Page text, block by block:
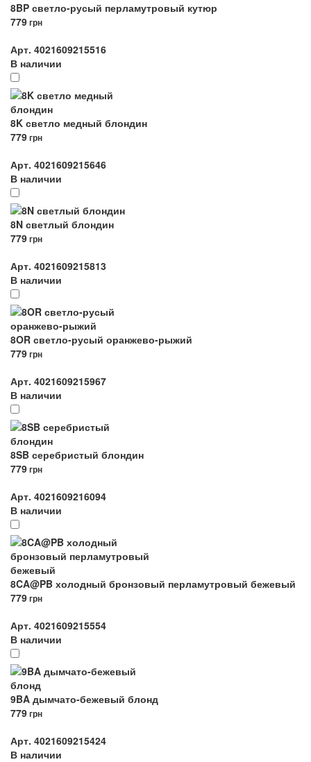
8BP светло-русый перламутровый кутюр
779грн
Арт. 4021609215516
В наличии
8K светло медный блондин
779грн
Арт. 4021609215646
В наличии
8N светлый блондин
779грн
Арт. 4021609215813
В наличии
8OR светло-русый оранжево-рыжий
779грн
Арт. 4021609215967
В наличии
8SB серебристый блондин
779грн
Арт. 4021609216094
В наличии
8CA@PB холодный бронзовый перламутровый бежевый
779грн
Арт. 4021609215554
В наличии
9BA дымчато-бежевый блонд
779грн
Арт. 4021609215424
В наличии